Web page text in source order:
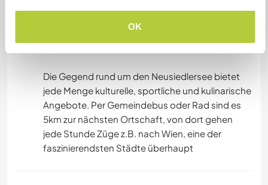
OK
Vienna, one of the most fascinating cities in the
Die Gegend rund um den Neusiedlersee bietet
jede Menge kulturelle, sportliche und kulinarische
Angebote. Per Gemeindebus oder Rad sind es
5km zur nächsten Ortschaft, von dort gehen
jede Stunde Züge z.B. nach Wien, eine der
faszinierendsten Städte überhaupt